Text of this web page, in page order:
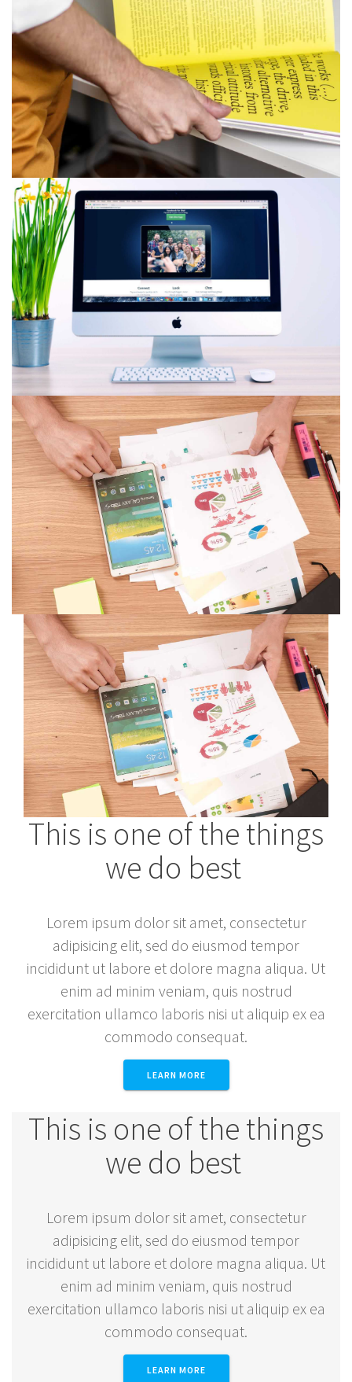
This is one of the things
we do best
Lorem ipsum dolor sit amet, consectetur
adipisicing elit, sed do eiusmod tempor
incididunt ut labore et dolore magna aliqua. Ut
enim ad minim veniam, quis nostrud
exercitation ullamco laboris nisi ut aliquip ex ea
commodo consequat.
LEARN MORE
This is one of the things
we do best
Lorem ipsum dolor sit amet, consectetur
adipisicing elit, sed do eiusmod tempor
incididunt ut labore et dolore magna aliqua. Ut
enim ad minim veniam, quis nostrud
exercitation ullamco laboris nisi ut aliquip ex ea
commodo consequat.
LEARN MORE